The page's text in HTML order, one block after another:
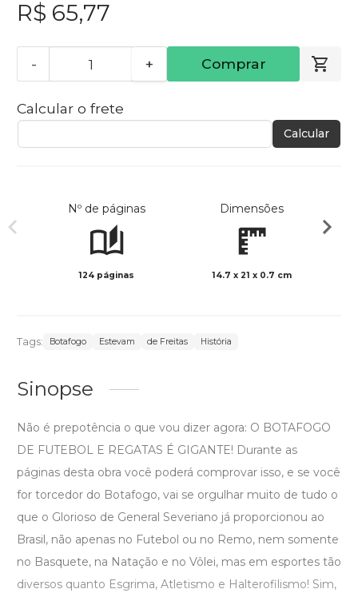
R$ 65,77
- + Comprar
Calcular o frete
Calcular
Nº de páginas
124 páginas
Dimensões
14.7 x 21 x 0.7 cm
Tags: Botafogo Estevam de Freitas História
Sinopse
Não é prepotência o que vou dizer agora: O BOTAFOGO
DE FUTEBOL E REGATAS É GIGANTE! Durante as
páginas desta obra você poderá comprovar isso, e se você
for torcedor do Botafogo, vai se orgulhar muito de tudo o
que o Glorioso de General Severiano já proporcionou ao
Brasil, não apenas no Futebol ou no Remo, nem somente
no Basquete, na Natação e no Vôlei, mas em esportes tão
diversos quanto Esgrima, Atletismo e Halterofilismo! Sim,